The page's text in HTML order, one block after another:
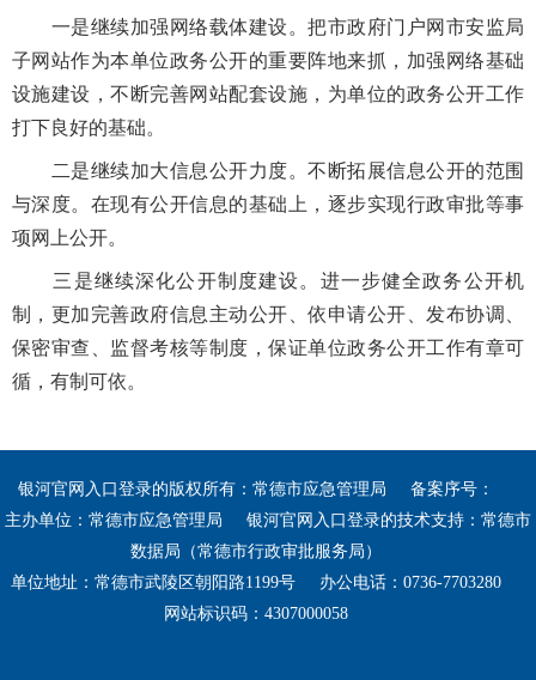
一是继续加强网络载体建设。把市政府门户网市安监局
子网站作为本单位政务公开的重要阵地来抓，加强网络基础
设施建设，不断完善网站配套设施，为单位的政务公开工作
打下良好的基础。
二是继续加大信息公开力度。不断拓展信息公开的范围
与深度。在现有公开信息的基础上，逐步实现行政审批等事
项网上公开。
三是继续深化公开制度建设。进一步健全政务公开机
制，更加完善政府信息主动公开、依申请公开、发布协调、
保密审查、监督考核等制度，保证单位政务公开工作有章可
循，有制可依。
银河官网入口登录的版权所有：常德市应急管理局
备案序号：
主办单位：常德市应急管理局
银河官网入口登录的技术支持：常德市
数据局（常德市行政审批服务局）
单位地址：常德市武陵区朝阳路1199号
办公电话：0736-7703280
网站标识码：4307000058